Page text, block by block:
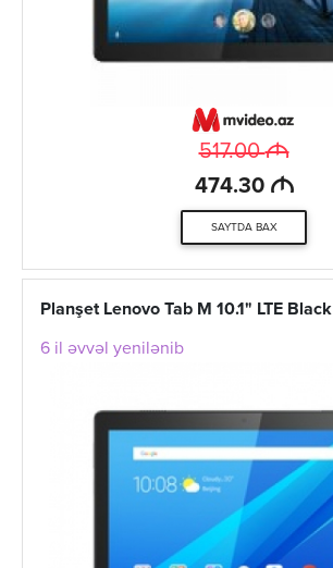
517.00M
474.30 M
SAYTDA BAX
Planşet Lenovo Tab M 10.1" LTE Black
6 il əvvəl yenilənib